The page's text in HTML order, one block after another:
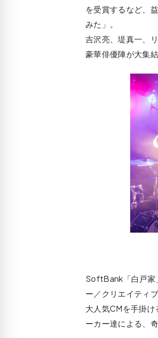
を受賞するなど、
みた」。
吉沢亮、堤真一、
豪華俳優陣が大集
SoftBank「白戸家
ー／クリエイティ
大人気CMを手掛
ーカー達による、